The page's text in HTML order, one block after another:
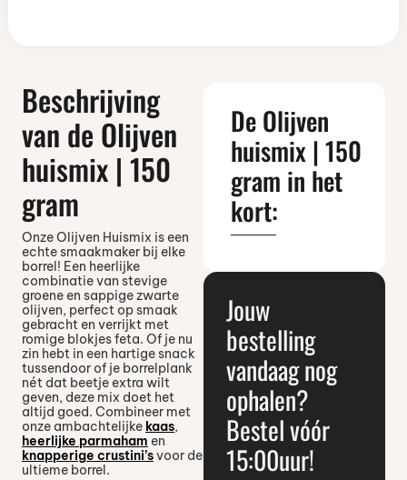
Beschrijving
van de Olijven
huismix | 150
gram
Onze Olijven Huismix is een
echte smaakmaker bij elke
borrel! Een heerlijke
combinatie van stevige
groene en sappige zwarte
olijven, perfect op smaak
gebracht en verrijkt met
romige blokjes feta. Of je nu
zin hebt in een hartige snack
tussendoor of je borrelplank
nét dat beetje extra wilt
geven, deze mix doet het
altijd goed. Combineer met
onze ambachtelijke kaas,
heerlijke parmaham en
knapperige crustini’svoor de
ultieme borrel.
De Olijven
huismix | 150
gram in het
kort:
Jouw
bestelling
vandaag nog
ophalen?
Bestel vóór
15:00uur!